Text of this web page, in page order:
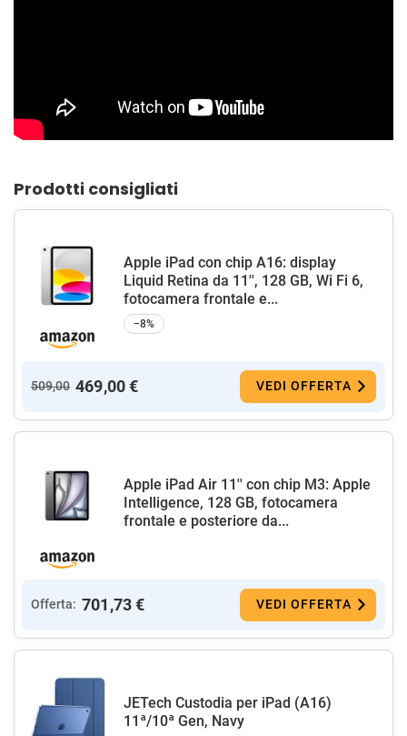
Prodotti consigliati
Apple iPad con chip A16: display
Liquid Retina da 11'', 128 GB, Wi Fi 6,
fotocamera frontale e...
−8%
509,00 469,00 € VEDI OFFERTA
Apple iPad Air 11'' con chip M3: Apple
Intelligence, 128 GB, fotocamera
frontale e posteriore da...
Offerta: 701,73 € VEDI OFFERTA
JETech Custodia per iPad (A16)
11ª/10ª Gen, Navy